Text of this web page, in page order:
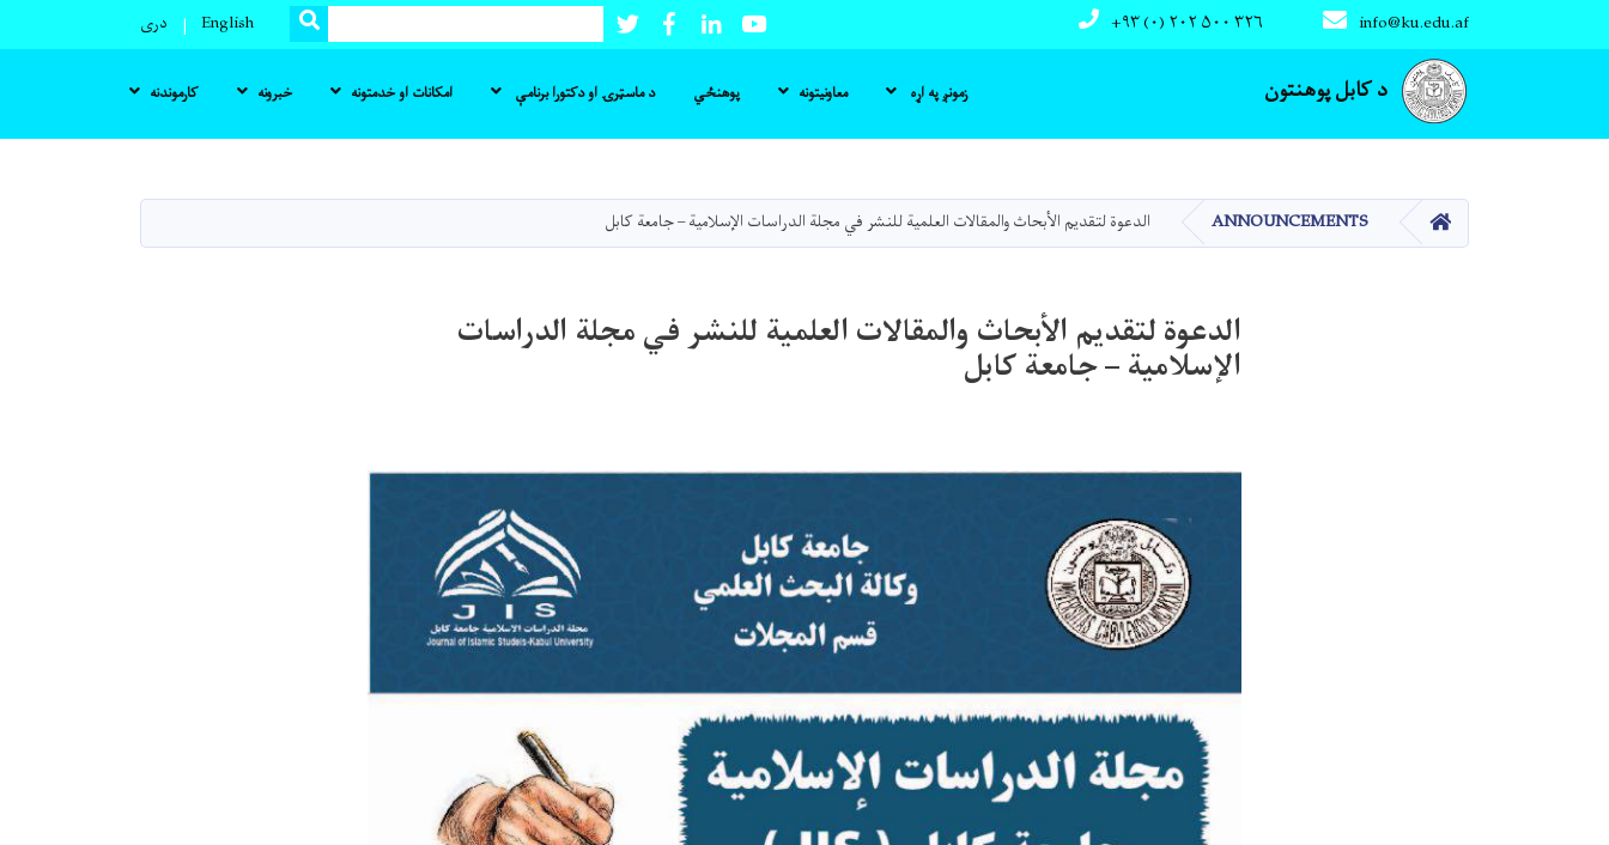
دانګل
د کابل پوهنتون
info@ku.edu.af +۹۳ (۰) ۲۰۲ ۵۰۰ ۳۲۶ Youtube
LinkedIn
Facebook
Twitter
لټون SEARCH
English دری
Main navigation
زمونږ په اړه معاونیتونه پوهنځي د ماسټرۍ او دکتورا برنامې امکانات او خدمتونه خبرونه کارموندنه
کور ANNOUNCEMENTS الدعوة لتقديم الأبحاث والمقالات العلمية للنشر في مجلة الدراسات الإسلامية – جامعة كابل
الدعوة لتقديم الأبحاث والمقالات العلمية للنشر في مجلة الدراسات
الإسلامية – جامعة كابل